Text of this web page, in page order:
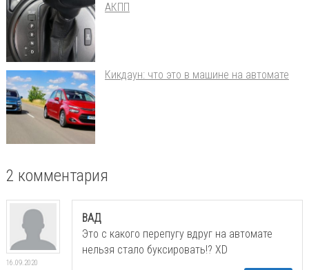
АКПП
Кикдаун: что это в машине на автомате
2 комментария
16.09.2020
ВАД
Это с какого перепугу вдруг на автомате
нельзя стало буксировать!? XD